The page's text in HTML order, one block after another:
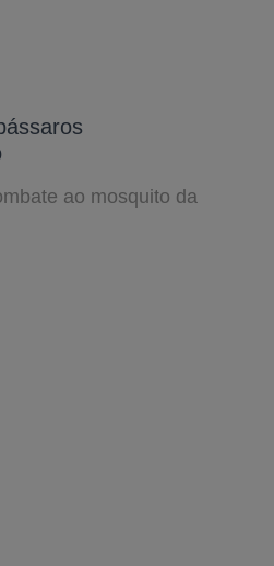
ao mosquito da